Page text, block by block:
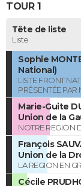
TOUR 1
Tête de liste
Liste
Sophie
National)
LISTE FRONT
PRÉSENTÉE PAR
Marie-Guite
Union de la
NOTRE REGION
François
Union de la
LA REGION EN
Cécile